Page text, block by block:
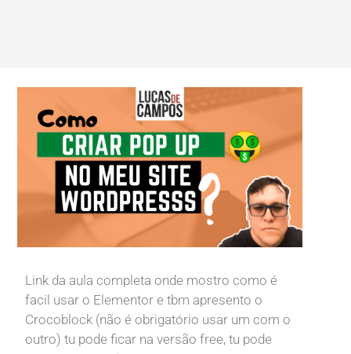
Link da aula completa onde mostro como é
facil usar o Elementor e tbm apresento o
Crocoblock (não é obrigatório usar um com o
outro) tu pode ficar na versão free, tu pode